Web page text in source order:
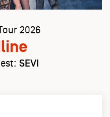
2026
SEVI